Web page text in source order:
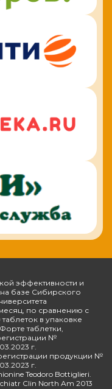
эффективности и
базе Сибирского
по сравнению с
в упаковке
таблетки,
№
г.
продукции №
г.
Teodoro Bottiglieri.
Clin North Am 2013